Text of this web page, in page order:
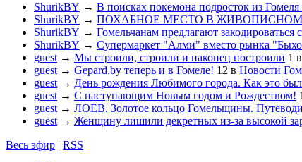
ShurikBY → В поисках покемона подросток из Гомеля
ShurikBY → ПОХАБНОЕ МЕСТО В
ShurikBY → Гомельчанам предлагают закодироваться
ShurikBY → Супермаркет "Алми" вместо рынка
guest → Мы строили, строили и наконец построили 1 в
guest → Gepard.by теперь и в Гомеле! 12 в Новости
guest → День рождения Любимого города. Как это
guest → С наступающим Новым годом и Рождеством! 1
guest → ЛОЕВ. Золотое кольцо Гомельщины.
guest → Женщину лишили декретных из-за высокой
Весь эфир | RSS